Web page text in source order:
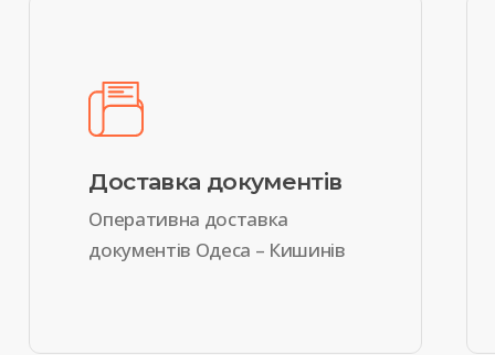
Доставка документів
Оперативна доставка
документів Одеса – Кишинів